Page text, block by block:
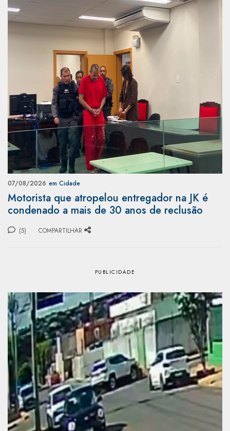
07/08/2026 em Cidade
Motorista que atropelou entregador na JK é
condenado a mais de 30 anos de reclusão
(5) COMPARTILHAR